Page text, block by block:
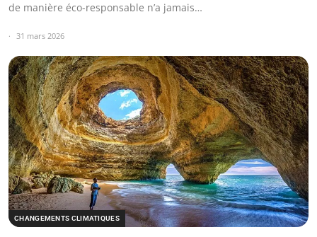
de manière éco-responsable n’a jamais…
31 mars 2026
CHANGEMENTS CLIMATIQUES